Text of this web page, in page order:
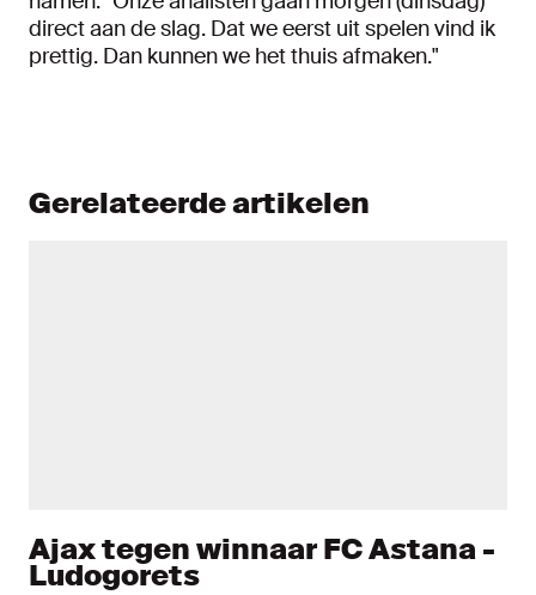
direct aan de slag. Dat we eerst uit spelen vind ik
prettig. Dan kunnen we het thuis afmaken."
Gerelateerde artikelen
Ajax tegen winnaar FC Astana -
Ludogorets